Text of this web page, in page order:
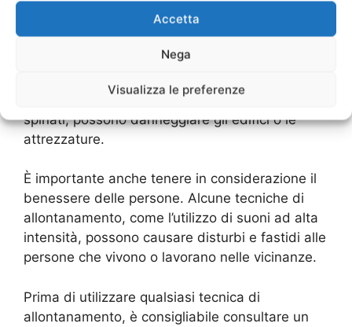
Accetta
Nega
Visualizza le preferenze
Un altro rischio da considerare è quello di
allontanamento, come l’utilizzo di reti o fili
spinati, possono danneggiare gli edifici o le
attrezzature.
È importante anche tenere in considerazione il
benessere delle persone. Alcune tecniche di
allontanamento, come l’utilizzo di suoni ad alta
intensità, possono causare disturbi e fastidi alle
persone che vivono o lavorano nelle vicinanze.
Prima di utilizzare qualsiasi tecnica di
allontanamento, è consigliabile consultare un